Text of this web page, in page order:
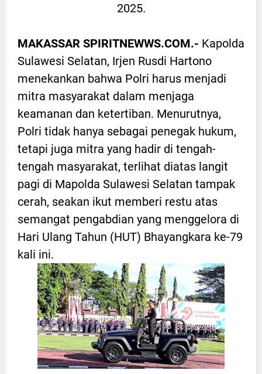
2025.
MAKASSAR SPIRITNEWWS.COM.- Kapolda
Sulawesi Selatan, Irjen Rusdi Hartono
menekankan bahwa Polri harus menjadi
mitra masyarakat dalam menjaga
keamanan dan ketertiban. Menurutnya,
Polri tidak hanya sebagai penegak hukum,
tetapi juga mitra yang hadir di tengah-
tengah masyarakat, terlihat diatas langit
pagi di Mapolda Sulawesi Selatan tampak
cerah, seakan ikut memberi restu atas
semangat pengabdian yang menggelora di
Hari Ulang Tahun (HUT) Bhayangkara ke-79
kali ini.